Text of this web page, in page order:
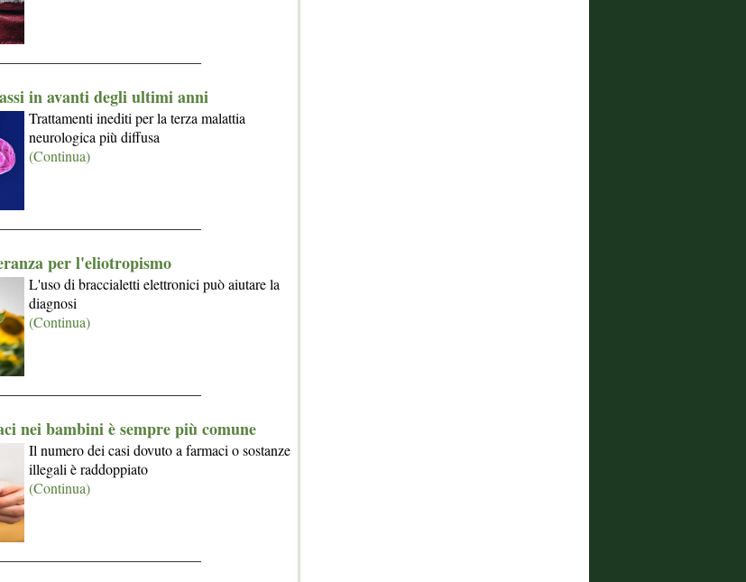
in avanti degli ultimi anni
Trattamenti inediti per la terza malattia
neurologica più diffusa
(Continua)
per l'eliotropismo
L'uso di braccialetti elettronici può aiutare la
diagnosi
(Continua)
nei bambini è sempre più comune
Il numero dei casi dovuto a farmaci o sostanze
illegali è raddoppiato
(Continua)